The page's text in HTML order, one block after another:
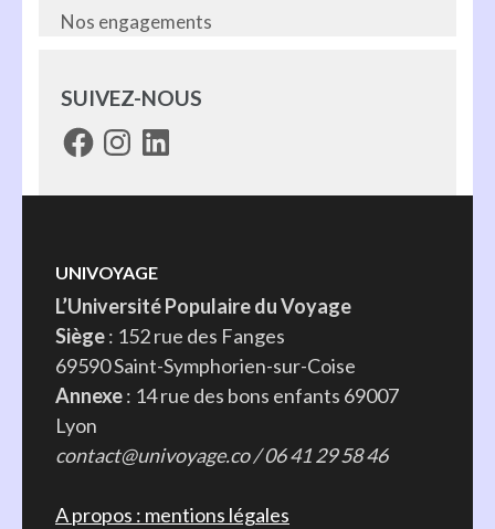
Nos engagements
SUIVEZ-NOUS
FacebookInstagram
LinkedIn
UNIVOYAGE
L’Université Populaire du Voyage
Siège: 152 rue des Fanges
69590 Saint-Symphorien-sur-Coise
Annexe: 14 rue des bons enfants 69007
Lyon
contact@univoyage.co / 06 41 29 58 46
A propos : mentions légales